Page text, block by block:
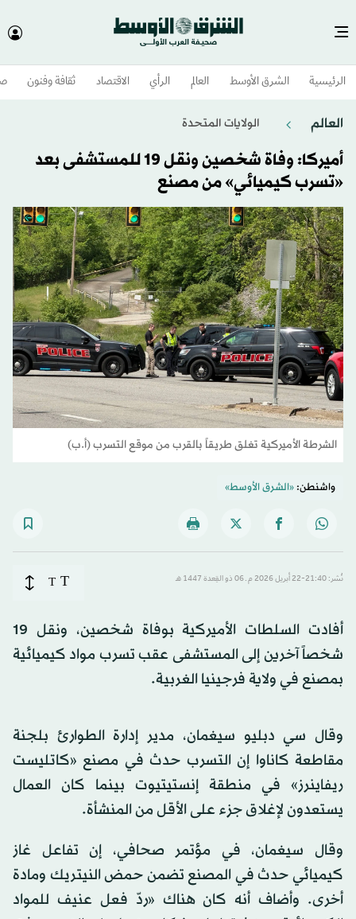
الرئيسية الشرق الأوسط​ العالم الرأي الاقتصاد ثقافة وفنون
العالم الولايات المتحدة​
أميركا: وفاة شخصين ونقل 19 للمستشفى بعد
«تسرب كيميائي» من مصنع
الشرطة الأميركية تغلق طريقاً بالقرب من موقع التسرب (أ.ب)
واشنطن:«الشرق الأوسط»
نُشر: 21:40-22 أبريل 2026 م ـ 06 ذو القِعدة 1447 هـ T
T
أفادت السلطات الأميركية بوفاة شخصين، ونقل 19
شخصاً آخرين إلى المستشفى عقب تسرب مواد كيميائية
بمصنع في ولاية فرجينيا الغربية.
وقال سي دبليو سيغمان، مدير إدارة الطوارئ بلجنة
مقاطعة كاناوا إن التسرب حدث في مصنع «كاتليست
ريفاينرز» في منطقة إنستيتيوت بينما كان العمال
يستعدون لإغلاق جزء على الأقل من المنشأة.
وقال سيغمان، في مؤتمر صحافي، إن تفاعل غاز
كيميائي حدث في المصنع تضمن حمض النيتريك ومادة
أخرى. وأضاف أنه كان هناك «ردّ فعل عنيف للمواد